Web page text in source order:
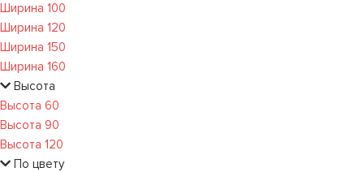
Ширина 100
Ширина 120
Ширина 150
Ширина 160
Высота
Высота 60
Высота 90
Высота 120
По цвету